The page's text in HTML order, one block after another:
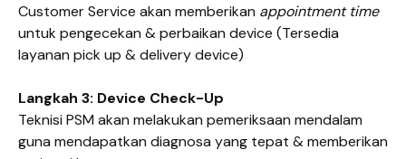
Customer Service akan memberikan appointment time
untuk pengecekan & perbaikan device (Tersedia
layanan pick up & delivery device)
Langkah 3: Device Check-Up
Teknisi PSM akan melakukan pemeriksaan mendalam
guna mendapatkan diagnosa yang tepat & memberikan